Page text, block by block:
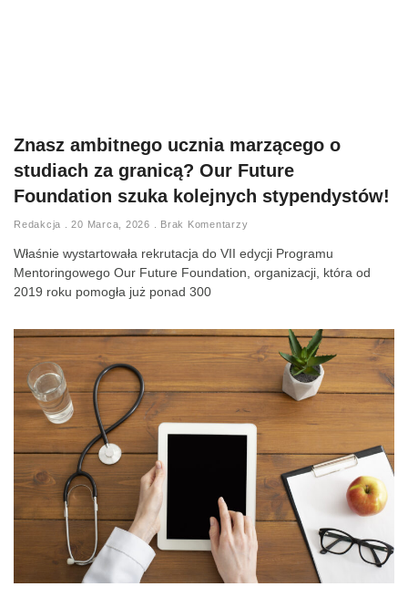
Znasz ambitnego ucznia marzącego o
studiach za granicą? Our Future
Foundation szuka kolejnych stypendystów!
Redakcja 20 Marca, 2026 Brak Komentarzy
Właśnie wystartowała rekrutacja do VII edycji Programu
Mentoringowego Our Future Foundation, organizacji, która od
2019 roku pomogła już ponad 300